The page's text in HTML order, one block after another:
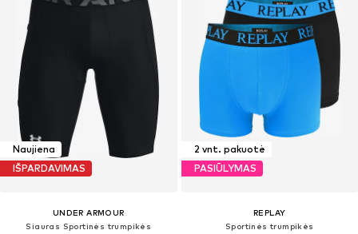
Naujiena
IŠPARDAVIMAS
UNDER ARMOUR
Siauras Sportinės trumpikės
2 vnt. pakuotė
PASIŪLYMAS
REPLAY
Sportinės trumpikės